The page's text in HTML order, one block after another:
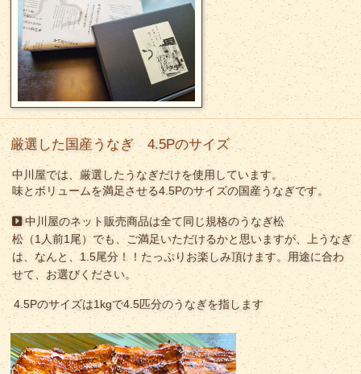
厳選した国産うなぎ 4.5Pのサイズ
中川屋では、厳選したうなぎだけを使用しています。
味とボリュームを満足させる4.5Pのサイズの国産うなぎです。
中川屋のネット販売商品は全て同じ規格のうなぎ松
松（1人前1尾）でも、ご満足いただけるかと思いますが、上うなぎ
は、なんと、1.5尾分！！たっぷりお楽しみ頂けます。用途に合わ
せて、お選びください。
4.5Pのサイズは1kgで4.5匹分のうなぎを指します